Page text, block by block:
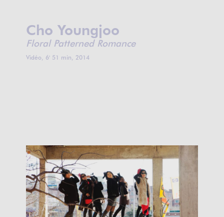
Cho Youngjoo
Floral Patterned Romance
Vidéo, 6' 51 min, 2014